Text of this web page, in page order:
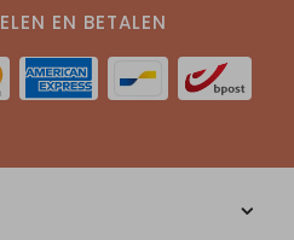
EN BETALEN